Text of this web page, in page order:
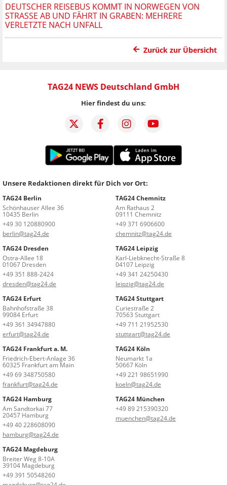
DEUTSCHER REISEBUS KOMMT IN NORWEGEN VON
STRASSE AB UND FÄHRT IN GRABEN: MEHRERE V
ERLETZTE NACH UNFALL
Zurück zur Übersicht
TAG24 NEWS Deutschland GmbH
Hier findest du uns:
Unsere Redaktionen direkt für Dich vor Ort:
TAG24 Berlin
Schönhauser Allee 36
10435 Berlin
+49 30 120880900
berlin@tag24.de
TAG24 Chemnitz
Am Rathaus 2
09111 Chemnitz
+49 371 6906600
chemnitz@tag24.de
TAG24 Dresden
Ostra-Allee 18
01067 Dresden
+49 351 888-2424
dresden@tag24.de
TAG24 Leipzig
Karl-Liebknecht-Straße 8
04107 Leipzig
+49 341 24250430
leipzig@tag24.de
TAG24 Erfurt
Bahnhofstraße 38
99084 Erfurt
+49 361 34947880
erfurt@tag24.de
TAG24 Stuttgart
Curiestraße 2
70563 Stuttgart
+49 711 21952530
stuttgart@tag24.de
TAG24 Frankfurt a. M.
Friedrich-Ebert-Anlage 36
60325 Frankfurt am Main
+49 69 348750580
frankfurt@tag24.de
TAG24 Köln
Neumarkt 1a
50667 Köln
+49 221 98651990
koeln@tag24.de
TAG24 Hamburg
Am Sandtorkai 77
20457 Hamburg
+49 40 228608090
hamburg@tag24.de
TAG24 München
+49 89 215390320
muenchen@tag24.de
TAG24 Magdeburg
Breiter Weg 8-10A
39104 Magdeburg
+49 391 50548260